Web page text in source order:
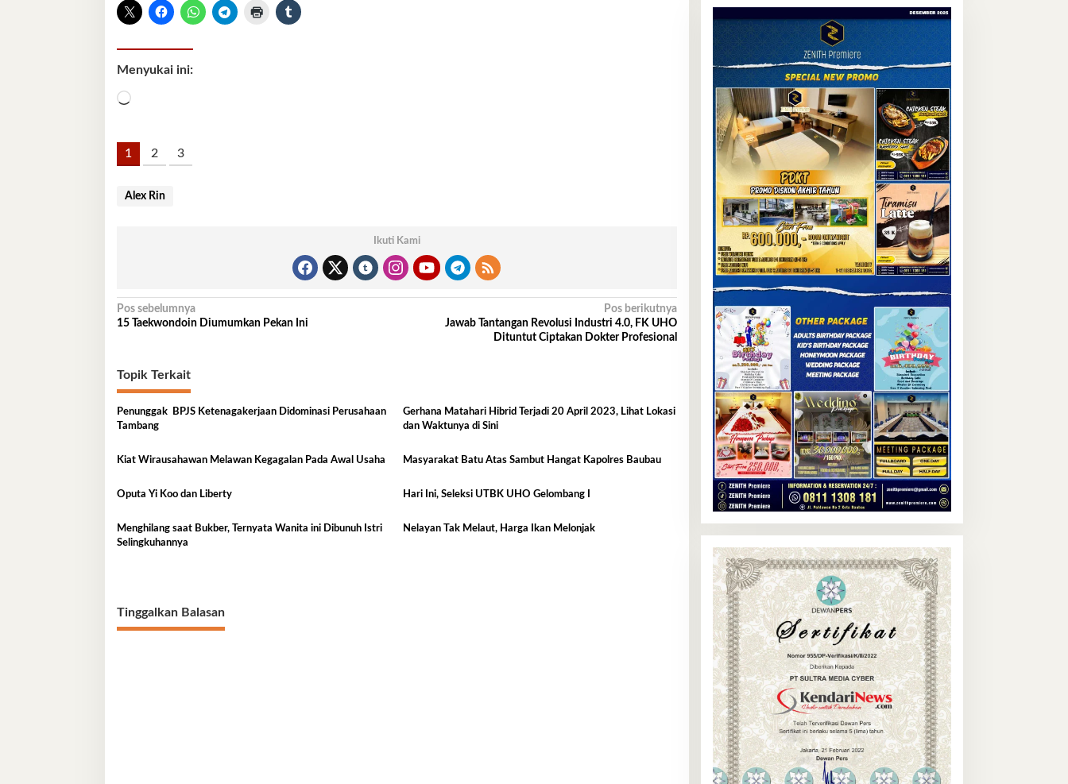
Menyukai ini:
Memuat...
1 2 3
Alex Rin
Ikuti Kami
Navigasi
Pos sebelumnya
15 Taekwondoin Diumumkan Pekan Ini
Pos berikutnya
Jawab Tantangan Revolusi Industri 4.0, FK UHO
Dituntut Ciptakan Dokter Profesional
Topik Terkait
Penunggak BPJS Ketenagakerjaan Didominasi Perusahaan
Tambang
Gerhana Matahari Hibrid Terjadi 20 April 2023, Lihat Lokasi
dan Waktunya di Sini
Kiat Wirausahawan Melawan Kegagalan Pada Awal Usaha Masyarakat Batu Atas Sambut Hangat Kapolres Baubau
Oputa Yi Koo dan Liberty Hari Ini, Seleksi UTBK UHO Gelombang I
Menghilang saat Bukber, Ternyata Wanita ini Dibunuh Istri
Selingkuhannya
Nelayan Tak Melaut, Harga Ikan Melonjak
Tinggalkan Balasan